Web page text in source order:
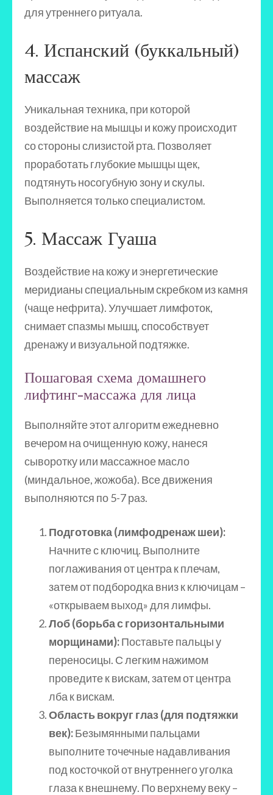
для утреннего ритуала.
4. Испанский (буккальный)
массаж
Уникальная техника, при которой
воздействие на мышцы и кожу происходит
со стороны слизистой рта. Позволяет
проработать глубокие мышцы щек,
подтянуть носогубную зону и скулы.
Выполняется только специалистом.
5. Массаж Гуаша
Воздействие на кожу и энергетические
меридианы специальным скребком из камня
(чаще нефрита). Улучшает лимфоток,
снимает спазмы мышц, способствует
дренажу и визуальной подтяжке.
Пошаговая схема домашнего
лифтинг-массажа для лица
Выполняйте этот алгоритм ежедневно
вечером на очищенную кожу, нанеся
сыворотку или массажное масло
(миндальное, жожоба). Все движения
выполняются по 5-7 раз.
Подготовка (лимфодренаж шеи):
Начните с ключиц. Выполните
поглаживания от центра к плечам,
затем от подбородка вниз к ключицам –
«открываем выход» для лимфы.
Лоб (борьба с горизонтальными
морщинами):Поставьте пальцы у
переносицы. С легким нажимом
проведите к вискам, затем от центра
лба к вискам.
Область вокруг глаз (для подтяжки
век):Безымянными пальцами
выполните точечные надавливания
под косточкой от внутреннего уголка
глаза к внешнему. По верхнему веку –